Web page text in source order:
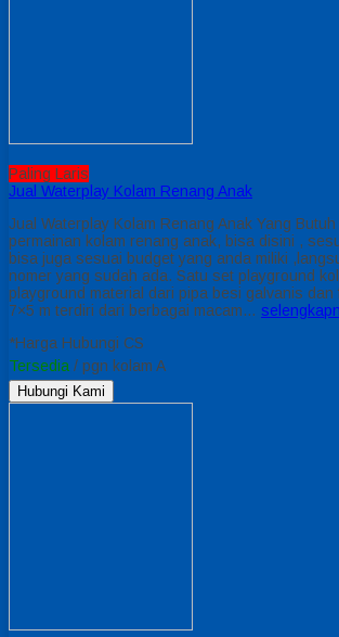
Paling Laris
Jual Waterplay Kolam Renang Anak
Jual Waterplay Kolam Renang Anak Yang
permainan kolam renang anak, bisa disini ,
bisa juga sesuai budget yang anda miliki
nomer yang sudah ada. Satu set playground
playground material dari pipa besi galvanis
7×5 m terdiri dari berbagai macam…
*Harga Hubungi CS
Tersedia / pgn kolam A
Hubungi Kami